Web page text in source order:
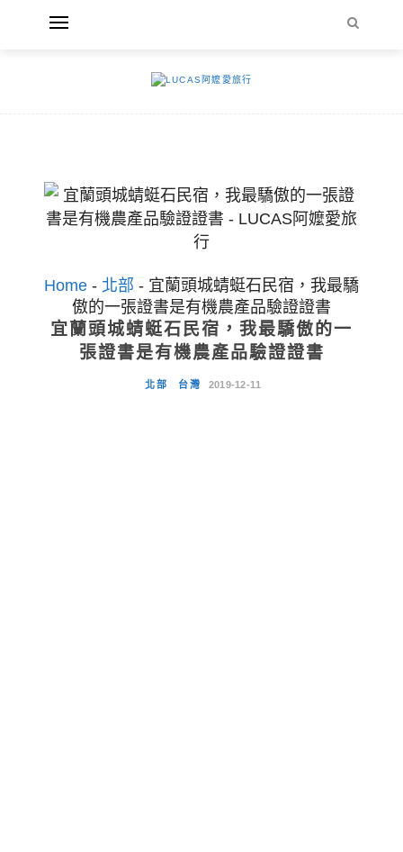
Home - 北部 - 宜蘭頭城蜻蜓石民宿，我最驕
傲的一張證書是有機農產品驗證證書
宜蘭頭城蜻蜓石民宿，我最驕傲的一
張證書是有機農產品驗證證書
北部 台灣 2019-12-11